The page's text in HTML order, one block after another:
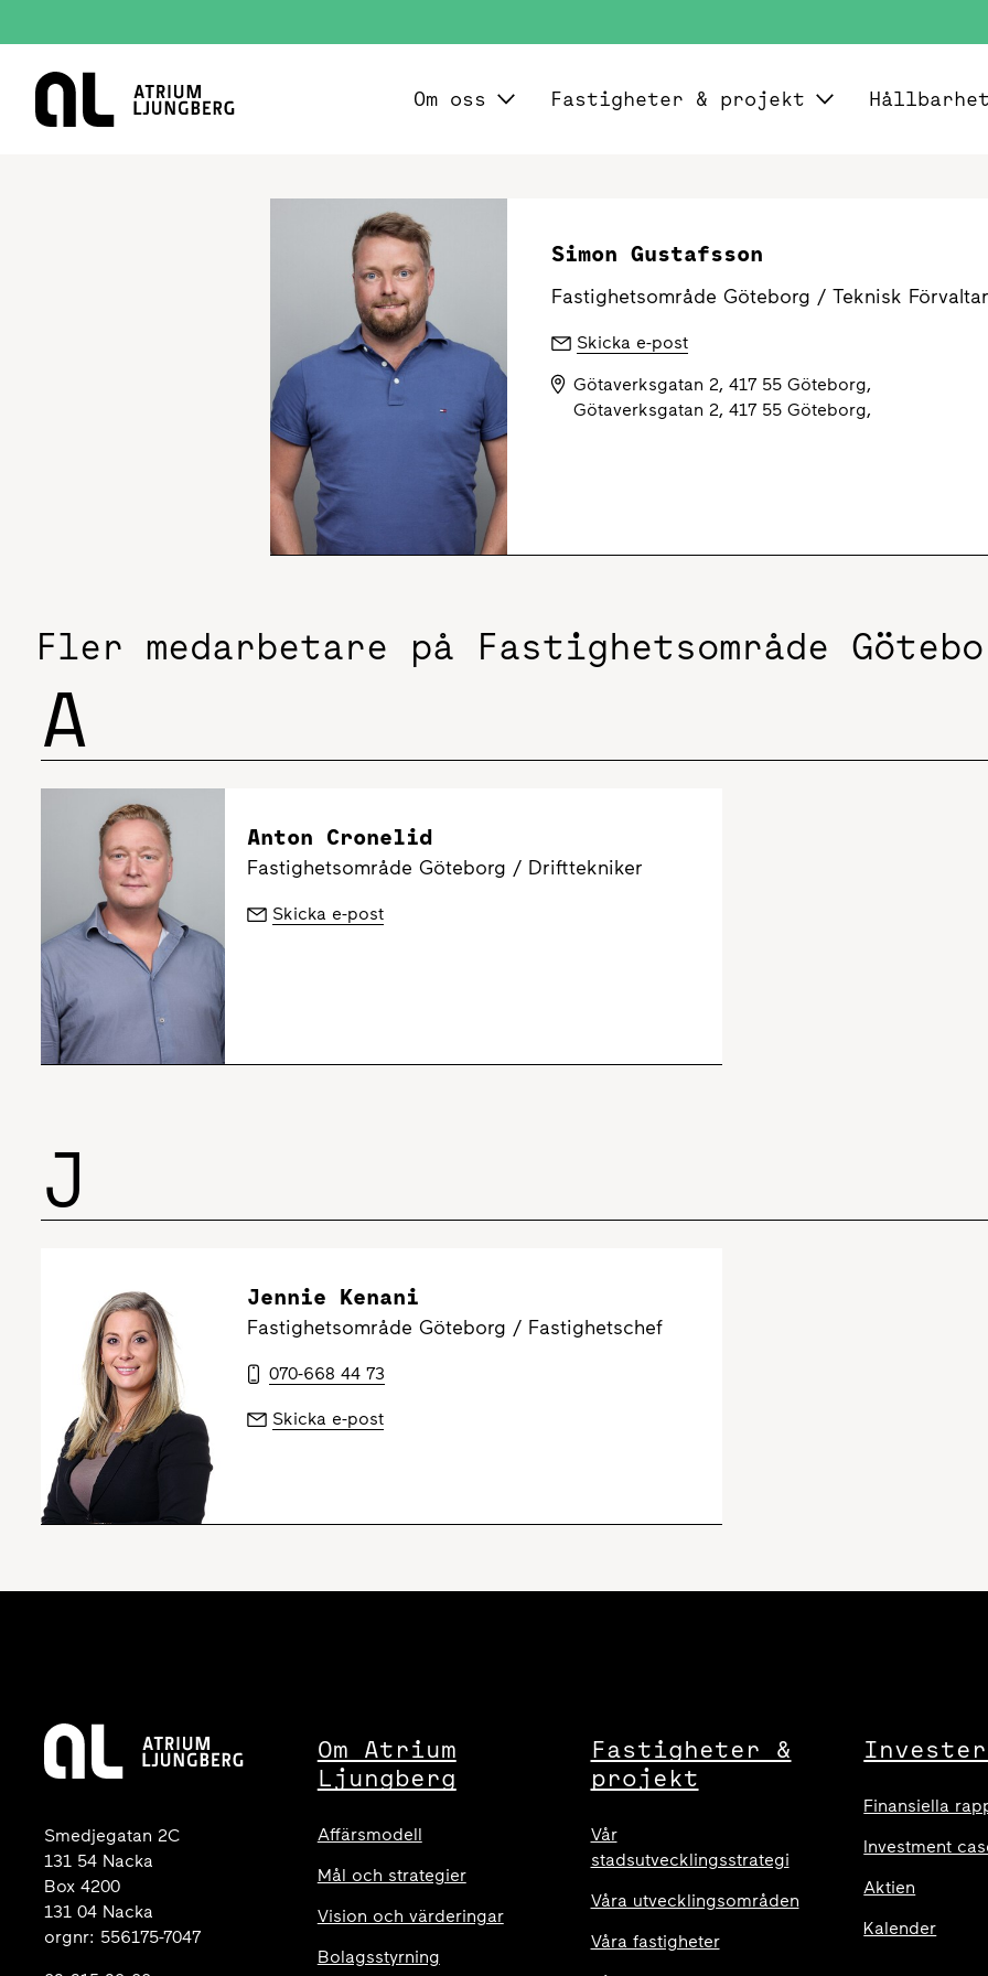
Hem
Om oss Fastigheter & projekt
Simon Gustafsson
Fastighetsområde Göteborg /Teknisk
Skicka e-post
Götaverksgatan 2, 417 55 Göteborg,
Götaverksgatan 2, 417 55 Göteborg,
Fler medarbetare på Fastighetsområde
A
Anton Cronelid
Fastighetsområde Göteborg / Drifttekniker
Skicka e-post
J
Jennie Kenani
Fastighetsområde Göteborg / Fastighetschef
070-668 44 73
Skicka e-post
Smedjegatan 2C
131 54 Nacka
Box 4200
131 04 Nacka
orgnr: 556175-7047
Om Atrium
Ljungberg
Affärsmodell
Mål och strategier
Vision och värderingar
Bolagsstyrning
Fastigheter &
projekt
Vår
stadsutvecklingsstrategi
Våra utvecklingsområden
Våra fastigheter
Finansiella
Investment
Aktien
Kalender